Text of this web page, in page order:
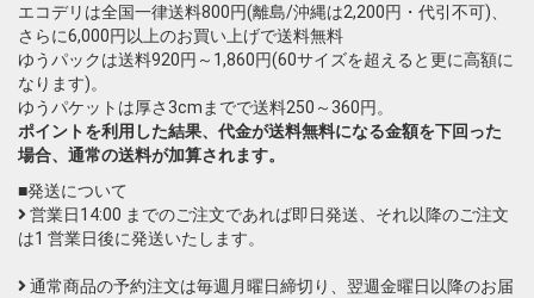
エコデリは全国一律送料800円(離島/沖縄は2,200円・代引不可)、
さらに6,000円以上のお買い上げで送料無料
ゆうパックは送料920円～1,860円(60サイズを超えると更に高額に
なります)。
ゆうパケットは厚さ3cmまでで送料250～360円。
ポイントを利用した結果、代金が送料無料になる金額を下回った
場合、通常の送料が加算されます。
■発送について
営業日14:00 までのご注文であれば即日発送、それ以降のご注文
は1 営業日後に発送いたします。
通常商品の予約注文は毎週月曜日締切り、翌週金曜日以降のお届